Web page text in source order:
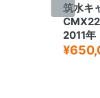
筑水キ
2011年